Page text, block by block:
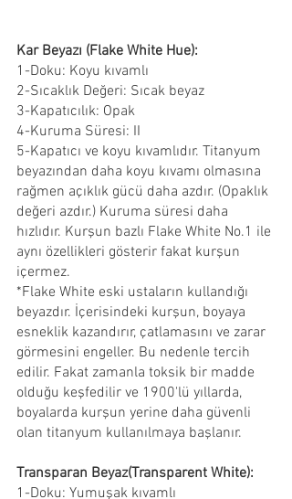
Kar Beyazı (Flake White Hue):
1-Doku: Koyu kıvamlı
2-Sıcaklık Değeri: Sıcak beyaz
3-Kapatıcılık: Opak
4-Kuruma Süresi: II
5-Kapatıcı ve koyu kıvamlıdır. Titanyum
beyazından daha koyu kıvamı olmasına
rağmen açıklık gücü daha azdır. (Opaklık
değeri azdır.) Kuruma süresi daha
hızlıdır. Kurşun bazlı Flake White No.1 ile
aynı özellikleri gösterir fakat kurşun
içermez.
*Flake White eski ustaların kullandığı
beyazdır. İçerisindeki kurşun, boyaya
esneklik kazandırır, çatlamasını ve zarar
görmesini engeller. Bu nedenle tercih
edilir. Fakat zamanla toksik bir madde
olduğu keşfedilir ve 1900'lü yıllarda,
boyalarda kurşun yerine daha güvenli
olan titanyum kullanılmaya başlanır.
Transparan Beyaz(Transparent White):
1-Doku: Yumuşak kıvamlı